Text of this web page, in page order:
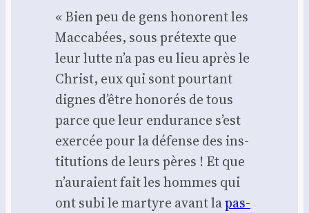
« Bien peu de gens honorent les
Mac­ca­bées, sous pré­texte que
leur lutte n’a pas eu lieu après le
Christ, eux qui sont pour­tant
dignes d’être hono­rés de tous
parce que leur endu­rance s’est
exer­cée pour la défense des ins­
ti­tu­tions de leurs pères ! Et que
n’au­raient fait les hommes qui
ont subi le mar­tyre avant lapas­